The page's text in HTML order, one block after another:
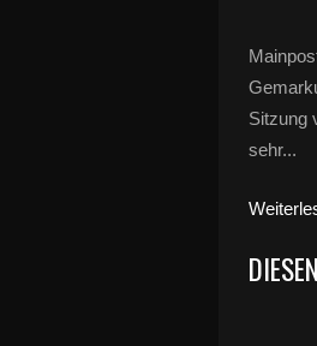
Sitzung
sehr...